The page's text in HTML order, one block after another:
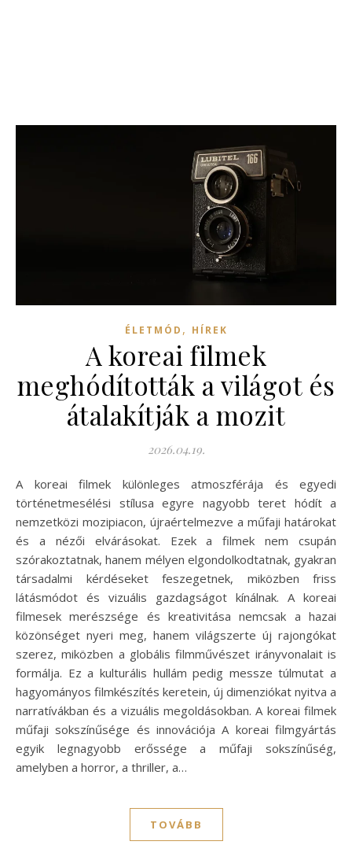
ÉLETMÓD , HÍREK
A koreai filmek
meghódították a világot és
átalakítják a mozit
2026.04.19.
A koreai filmek különleges atmoszférája és egyedi
történetmesélési stílusa egyre nagyobb teret hódít a
nemzetközi mozipiacon, újraértelmezve a műfaji határokat
és a nézői elvárásokat. Ezek a filmek nem csupán
szórakoztatnak, hanem mélyen elgondolkodtatnak, gyakran
társadalmi kérdéseket feszegetnek, miközben friss
látásmódot és vizuális gazdagságot kínálnak. A koreai
filmesek merészsége és kreativitása nemcsak a hazai
közönséget nyeri meg, hanem világszerte új rajongókat
szerez, miközben a globális filmművészet irányvonalait is
formálja. Ez a kulturális hullám pedig messze túlmutat a
hagyományos filmkészítés keretein, új dimenziókat nyitva a
narratívákban és a vizuális megoldásokban. A koreai filmek
műfaji sokszínűsége és innovációja A koreai filmgyártás
egyik legnagyobb erőssége a műfaji sokszínűség,
amelyben a horror, a thriller, a…
TOVÁBB